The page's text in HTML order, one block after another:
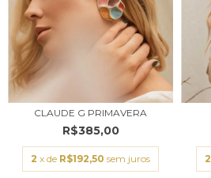
CLAUDE G PRIMAVERA
R$385,00
2 x de R$192,50 sem juros 2